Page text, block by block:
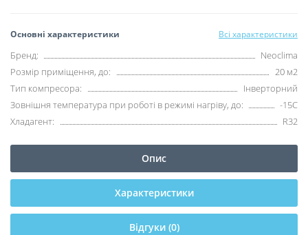
Основні характеристики Всі характеристики
Бренд:
Neoclima
Розмір приміщення, до:
20 м2
Тип компресора:
Інверторний
Зовнішня температура при роботі в режимі нагріву, до:
-15С
Хладагент:
R32
Опис
Характеристики
Відгуки (0)